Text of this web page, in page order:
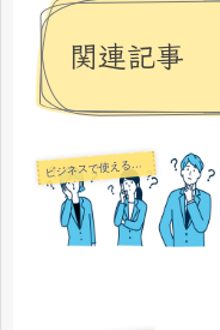
関連記事
ビ ジネスで使える正しい日本語